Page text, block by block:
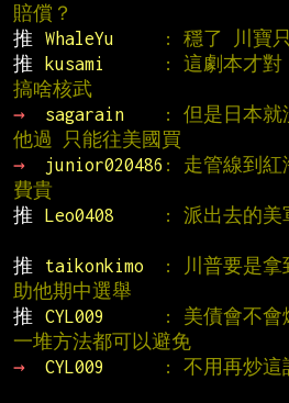
賠償？
推
WhaleYu : 穩了 川寶只
推
kusami
: 這劇本才對
搞啥核武
→
sagarain
: 但是日本就
他過 只能往美國買
→
junior020486 : 走管線到紅
費貴
推
Leo0408
: 派出去的美
推
taikonkimo
: 川普要是拿
助他期中選舉
推
CYL009
: 美債會不會
一堆方法都可以避免
→
CYL009
: 不用再炒這